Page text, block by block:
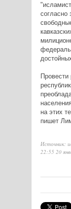
согласно
на этих
пишет
Источник:
22:55 20